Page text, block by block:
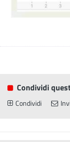
Condividi
Condividi